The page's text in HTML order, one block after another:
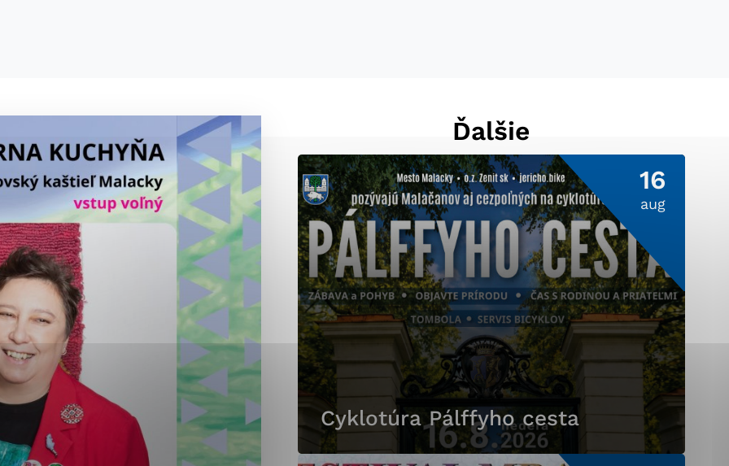
Ďalšie
16
aug
Cyklotúra Pálffyho cesta
pre prevádzku nevyhnutné a pomáhajú urobiť webové stránky uplatniteľnými
funkcie, ako je navigácia na stránke a prístup k zabezpečeným oblastiam webovej
cookie nemôže web správne fungovať.
prevádzkovateľovi stránok pochopiť, ako návštevníci stránok stránku používajú,
a ponúknuť im lepšiu skúsenosť. Všetky dáta sa zbierajú anonymne a nie je
osobou.
Povoliť všetko Uložiť nastavenia Viac informácií